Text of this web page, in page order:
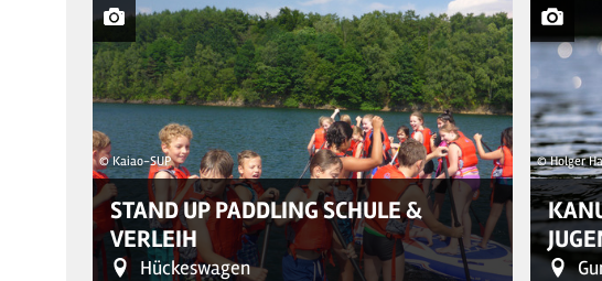
© Kaiao-SUP
STAND UP PADDLING SCHULE &
VERLEIH
Hückeswagen
© Holger